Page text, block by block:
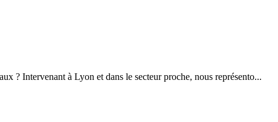
? Intervenant à Lyon et dans le secteur proche, nous représento...